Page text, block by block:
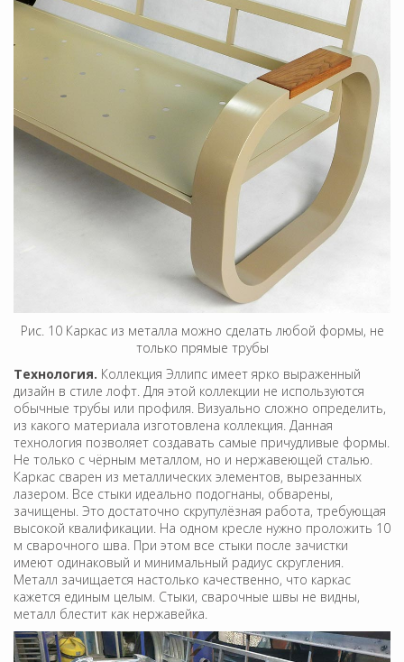
Рис. 10 Каркас из металла можно сделать любой формы, не
только прямые трубы
Технология. Коллекция Эллипс имеет ярко выраженный
дизайн в стиле лофт. Для этой коллекции не используются
обычные трубы или профиля. Визуально сложно определить,
из какого материала изготовлена коллекция. Данная
технология позволяет создавать самые причудливые формы.
Не только с чёрным металлом, но и нержавеющей сталью.
Каркас сварен из металлических элементов, вырезанных
лазером. Все стыки идеально подогнаны, обварены,
зачищены. Это достаточно скрупулёзная работа, требующая
высокой квалификации. На одном кресле нужно проложить 10
м сварочного шва. При этом все стыки после зачистки
имеют одинаковый и минимальный радиус скругления.
Металл зачищается настолько качественно, что каркас
кажется единым целым. Стыки, сварочные швы не видны,
металл блестит как нержавейка.